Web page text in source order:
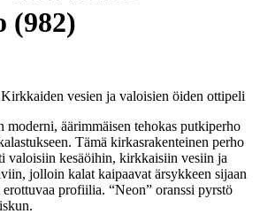
Ja Zonkkerit
(982)
vesien ja valoisien öiden ottipeli
äärimmäisen tehokas putkiperho
Tämä kirkasrakenteinen perho
valoisiin kesäöihin, kirkkaisiin vesiin ja
jolloin kalat kaipaavat ärsykkeen sijaan
profiilia. “Neon” oranssi pyrstö